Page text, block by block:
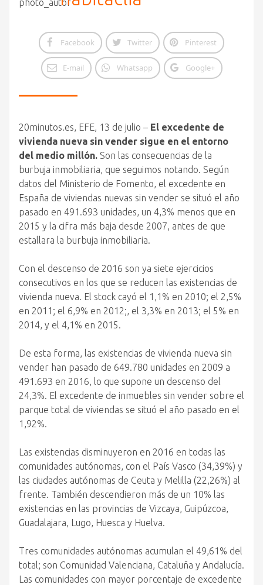
Facebook Twitter Pinterest
E-mail Whatsapp Google+
20minutos.es, EFE, 13 de julio – El excedente de
vivienda nueva sin vender sigue en el entorno
del medio millón. Son las consecuencias de la
burbuja inmobiliaria, que seguimos notando. Según
datos del Ministerio de Fomento, el excedente en
España de viviendas nuevas sin vender se situó el año
pasado en 491.693 unidades, un 4,3% menos que en
2015 y la cifra más baja desde 2007, antes de que
estallara la burbuja inmobiliaria.
Con el descenso de 2016 son ya siete ejercicios
consecutivos en los que se reducen las existencias de
vivienda nueva. El stock cayó el 1,1% en 2010; el 2,5%
en 2011; el 6,9% en 2012;, el 3,3% en 2013; el 5% en
2014, y el 4,1% en 2015.
De esta forma, las existencias de vivienda nueva sin
vender han pasado de 649.780 unidades en 2009 a
491.693 en 2016, lo que supone un descenso del
24,3%. El excedente de inmuebles sin vender sobre el
parque total de viviendas se situó el año pasado en el
1,92%.
Las existencias disminuyeron en 2016 en todas las
comunidades autónomas, con el País Vasco (34,39%) y
las ciudades autónomas de Ceuta y Melilla (22,26%) al
frente. También descendieron más de un 10% las
existencias en las provincias de Vizcaya, Guipúzcoa,
Guadalajara, Lugo, Huesca y Huelva.
Tres comunidades autónomas acumulan el 49,61% del
total; son Comunidad Valenciana, Cataluña y Andalucía.
Las comunidades con mayor porcentaje de excedente